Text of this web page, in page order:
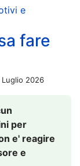
e
fare
Luglio 2026
per
e' reagire
e